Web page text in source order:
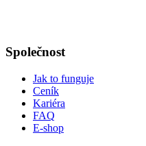
Společnost
Jak to funguje
Ceník
Kariéra
FAQ
E-shop